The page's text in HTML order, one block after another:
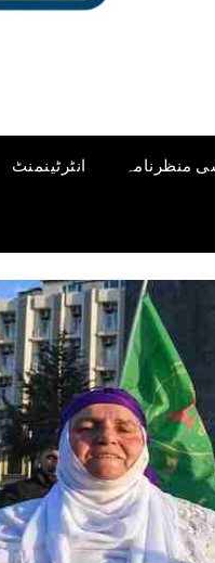
منظرنامہ انٹرٹینمنٹ